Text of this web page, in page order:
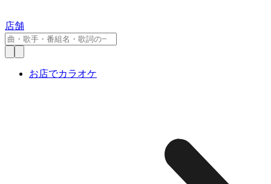
店舗
お店でカラオケ